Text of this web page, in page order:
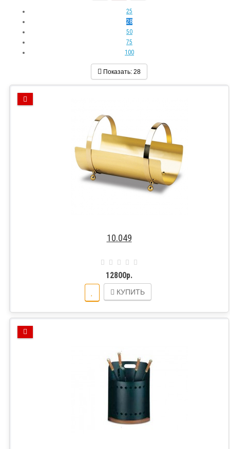
25
28
50
75
100
Показать: 28
10.049
12800р.
КУПИТЬ